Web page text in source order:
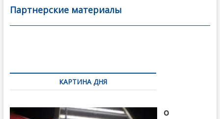
b
o
er l
а
в
Партнерские материалы
по
записямКАРТИНА ДНЯ
о